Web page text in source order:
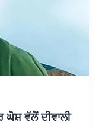
ਘੋਸ਼ ਵੱਲੋਂ ਦੀਵਾਲੀ